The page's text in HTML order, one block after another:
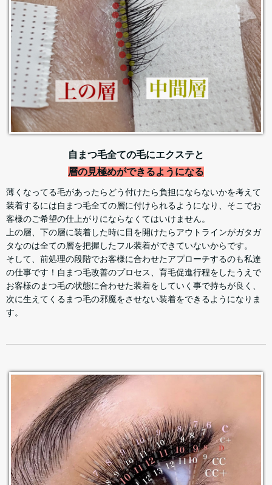
自まつ毛全ての毛にエクステと
層の見極めができるようになる
薄くなってる毛があったらどう付けたら負担にならないかを考えて
装着するには自まつ毛全ての層に付けられるようになり、そこでお
客様のご希望の仕上がりにならなくてはいけません。
上の層、下の層に装着した時に目を開けたらアウトラインがガタガ
タなのは全ての層を把握したフル装着ができていないからです。
そして、前処理の段階でお客様に合わせたアプローチするのも私達
の仕事です！自まつ毛改善のプロセス、育毛促進行程をしたうえで
お客様のまつ毛の状態に合わせた装着をしていく事で持ちが良く、
次に生えてくるまつ毛の邪魔をさせない装着をできるようになりま
す。